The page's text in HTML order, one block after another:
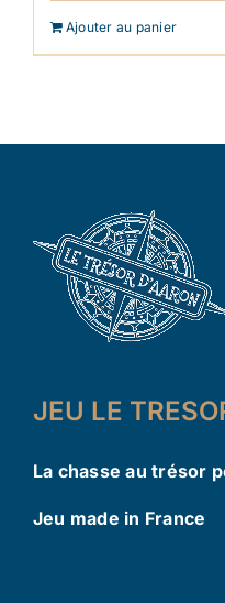
Ajouter au panier
JEU LE
La chasse au trésor
Jeu made in France